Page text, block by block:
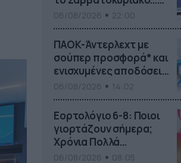
ΠΑΟΚ-Άντερλεχτ με
σούπερ προσφορά* και
ενισχυμένες αποδόσεις
το Pamestoixima.gr
Εορτολόγιο 6-8: Ποιοι
γιορτάζουν σήμερα;
Χρόνια Πολλά…